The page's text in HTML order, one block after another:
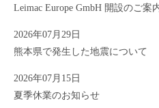
Leimac Europe GmbH 開設のご案
2026年07月29日
熊本県で発生した地震について
2026年07月15日
夏季休業のお知らせ